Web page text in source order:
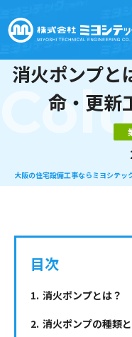
消火ポンプと
命・更新
大阪の住宅設備工事ならミヨシテッ
目次
消火ポンプとは？
消火ポンプの種類